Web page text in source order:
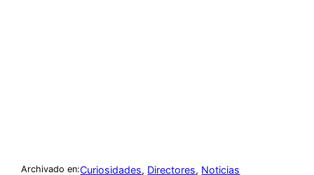
Archivado en:Curiosidades, Directores, Noticias